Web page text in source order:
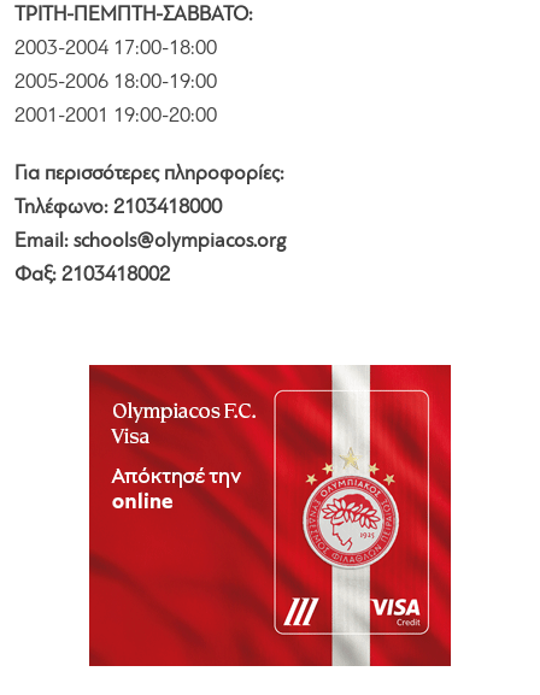
ΤΡΙΤΗ-ΠΕΜΠΤΗ-ΣΑΒΒΑΤΟ:
2003-2004 17:00-18:00
2005-2006 18:00-19:00
2001-2001 19:00-20:00
Για περισσότερες πληροφορίες:
Τηλέφωνο: 2103418000
Email: schools@olympiacos.org
Φαξ: 2103418002